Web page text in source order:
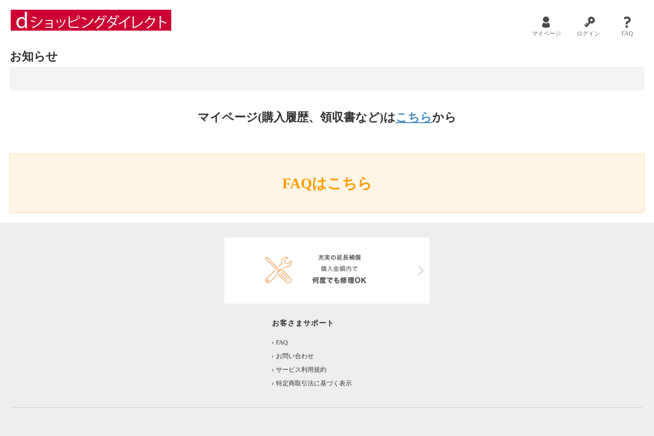
マイページ ログイン FAQ
お知らせ
マイページ(購入履歴、領収書など)はこちらから
FAQはこちら
お客さまサポート
FAQ
お問い合わせ
サービス利用規約
特定商取引法に基づく表示